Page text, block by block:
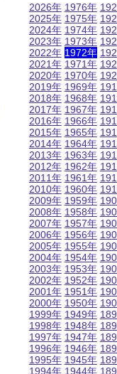
2026年
2025年
2024年
2023年
2022年
2021年
2020年
2019年
2018年
2017年
2016年
2015年
2014年
2013年
2012年
2011年
2010年
2009年
2008年
2007年
2006年
2005年
2004年
2003年
2002年
2001年
2000年
1999年
1998年
1997年
1996年
1995年
1994年
1976年
1975年
1974年
1973年
1972年
1971年
1970年
1969年
1968年
1967年
1966年
1965年
1964年
1963年
1962年
1961年
1960年
1959年
1958年
1957年
1956年
1955年
1954年
1953年
1952年
1951年
1950年
1949年
1948年
1947年
1946年
1945年
1944年